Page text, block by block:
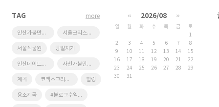
TAG
안산가볼만한곳 서울크리스마스
서울식물원 당일치기
안산데이트장소 사천가볼만한곳
계곡 코엑스크리스마스 힐링
용소계곡 #블로그수익화 #ai블로그활용 #gpt블로그 #전자책수익 #쿠팡파트너스 #블로그부업 #gpt4o활용법 #블로그자동화 #애드센스수익 #ai로돈벌기
more « 2026/08 »
일 월 화 수 목 금
토
1
2
3 4 5 6 7
8
9
10 11 12 13 14
15
16
17 18 19 20 21
22
23
24 25 26 27 28
29
30
31